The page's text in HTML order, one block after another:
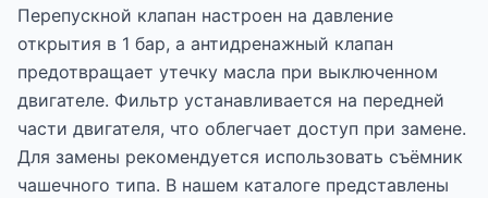
Перепускной клапан настроен на давление
открытия в 1 бар, а антидренажный клапан
предотвращает утечку масла при выключенном
двигателе. Фильтр устанавливается на передней
части двигателя, что облегчает доступ при замене.
Для замены рекомендуется использовать съёмник
чашечного типа. В нашем каталоге представлены